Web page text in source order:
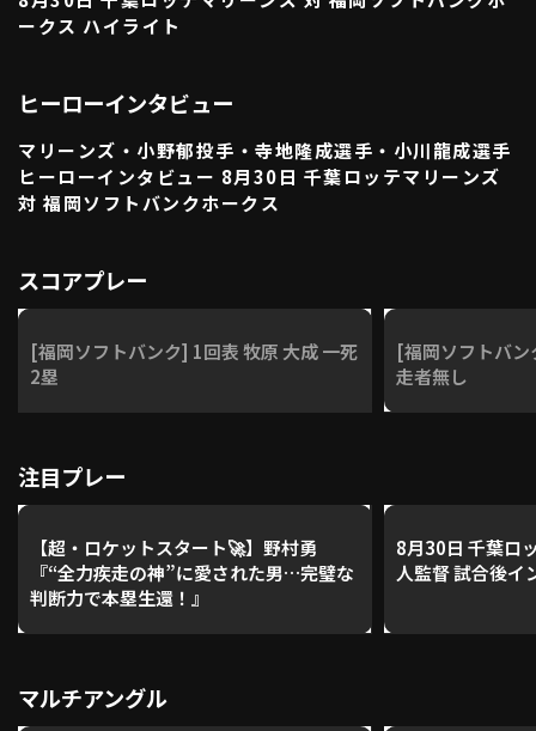
ークス ハイライト
ヒーローインタビュー
マリーンズ・小野郁投手・寺地隆成選手・小川龍成選手
ヒーローインタビュー 8月30日 千葉ロッテマリーンズ
対 福岡ソフトバンクホークス
スコアプレー
[福岡ソフトバンク] 1回表 牧原 大成 一死
2塁
[福岡ソフトバン
走者無し
注目プレー
【超・ロケットスタート🚀】野村勇
『“全力疾走の神”に愛された男…完璧な
判断力で本塁生還！』
8月30日 千葉ロ
人監督 試合後イ
マルチアングル